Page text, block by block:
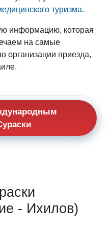
туризма.
информацию, которая
на самые
организации приезда,
- Ихилов)